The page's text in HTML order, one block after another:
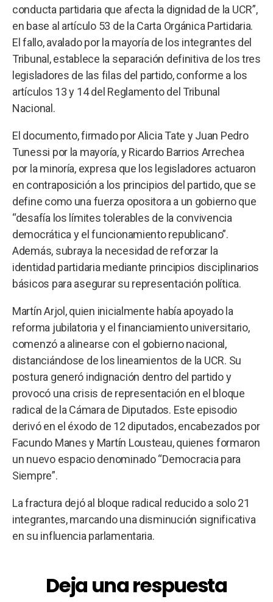
conducta partidaria que afecta la dignidad de la UCR”,
en base al artículo 53 de la Carta Orgánica Partidaria.
El fallo, avalado por la mayoría de los integrantes del
Tribunal, establece la separación definitiva de los tres
legisladores de las filas del partido, conforme a los
artículos 13 y 14 del Reglamento del Tribunal
Nacional.
El documento, firmado por Alicia Tate y Juan Pedro
Tunessi por la mayoría, y Ricardo Barrios Arrechea
por la minoría, expresa que los legisladores actuaron
en contraposición a los principios del partido, que se
define como una fuerza opositora a un gobierno que
“desafía los límites tolerables de la convivencia
democrática y el funcionamiento republicano”.
Además, subraya la necesidad de reforzar la
identidad partidaria mediante principios disciplinarios
básicos para asegurar su representación política.
Martín Arjol, quien inicialmente había apoyado la
reforma jubilatoria y el financiamiento universitario,
comenzó a alinearse con el gobierno nacional,
distanciándose de los lineamientos de la UCR. Su
postura generó indignación dentro del partido y
provocó una crisis de representación en el bloque
radical de la Cámara de Diputados. Este episodio
derivó en el éxodo de 12 diputados, encabezados por
Facundo Manes y Martín Lousteau, quienes formaron
un nuevo espacio denominado “Democracia para
Siempre”.
La fractura dejó al bloque radical reducido a solo 21
integrantes, marcando una disminución significativa
en su influencia parlamentaria.
Deja una respuesta